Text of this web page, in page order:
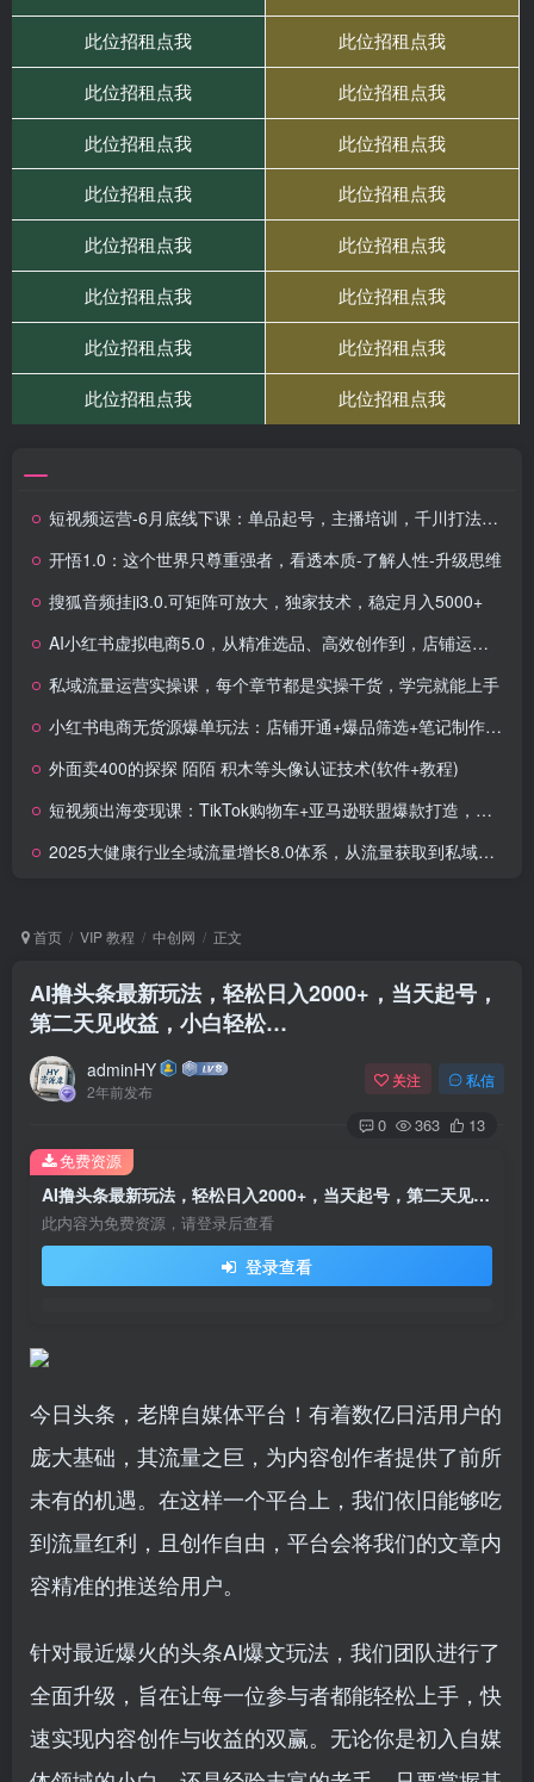
短视频运营-6月底线下课：单品起号，主播培训，千川打法等/录音+文字+课件
开悟1.0：这个世界只尊重强者，看透本质-了解人性-升级思维
搜狐音频挂ji3.0.可矩阵可放大，独家技术，稳定月入5000+
AI小红书虚拟电商5.0，从精准选品、高效创作到，店铺运营的全链路实战课程，月入1W（更新中）
私域流量运营实操课，每个章节都是实操干货，学完就能上手
小红书电商无货源爆单玩法：店铺开通+爆品筛选+笔记制作，一晚爆单500+
外面卖400的探探 陌陌 积木等头像认证技术(软件+教程)
短视频出海变现课：TikTok购物车+亚马逊联盟爆款打造，三个视频爆粉2万+
2025大健康行业全域流量增长8.0体系，从流量获取到私域沉淀的完整商业闭环
首页 VIP 教程 中创网 正文
AI撸头条最新玩法，轻松日入2000+，当天起号，
第二天见收益，小白轻松…
adminHY
2年前发布
关注 私信
0 363 13
AI撸头条最新玩法，轻松日入2000+，当天起号，第二天见收益，小白轻松…
此内容为免费资源，请登录后查看
登录查看
免费资源
今日头条，老牌自媒体平台！有着数亿日活用户的
庞大基础，其流量之巨，为内容创作者提供了前所
未有的机遇。在这样一个平台上，我们依旧能够吃
到流量红利，且创作自由，平台会将我们的文章内
容精准的推送给用户。
针对最近爆火的头条AI爆文玩法，我们团队进行了
全面升级，旨在让每一位参与者都能轻松上手，快
速实现内容创作与收益的双赢。无论你是初入自媒